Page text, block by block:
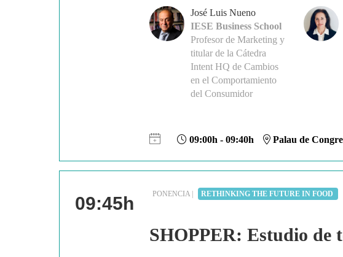
José Luis Nueno
IESE Business School
Profesor de Marketing y
titular de la Cátedra
Intent HQ de Cambios
en el Comportamiento
del Consumidor
09:00h - 09:40h Palau de
09:45h PONENCIA | RETHINKING THE FUTURE IN FOOD
SHOPPER: Estudio de